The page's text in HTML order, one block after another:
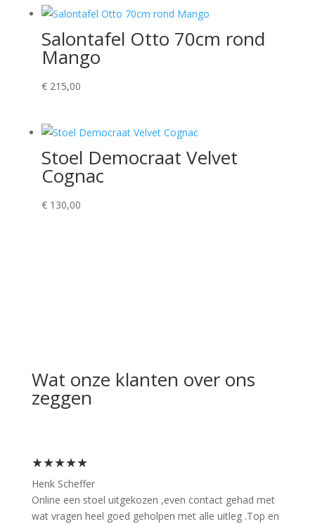
Salontafel Otto 70cm rond
Mango
€215,00
Stoel Democraat Velvet
Cognac
€130,00
Wat onze klanten over ons
zeggen
★★★★★
Henk Scheffer
Online een stoel uitgekozen ,even contact gehad met
wat vragen heel goed geholpen met alle uitleg .Top en